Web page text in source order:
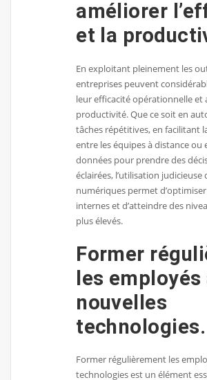
améliorer
et la
En exploitant pleinement les
entreprises peuvent
leur efficacité opérationnelle et
productivité. Que ce soit en
tâches répétitives, en facilitant
entre les équipes à distance ou
données pour prendre des
éclairées, l’utilisation judicieuse
numériques permet
internes et d’atteindre des
plus élevés.
Former
les employés
nouvelles
technologies.
Former régulièrement les
technologies est un élément